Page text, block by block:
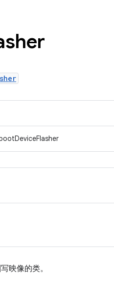
映像的类。